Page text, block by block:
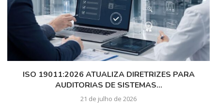
ISO 19011:2026 ATUALIZA DIRETRIZES PARA
AUDITORIAS DE SISTEMAS...
21 de julho de 2026